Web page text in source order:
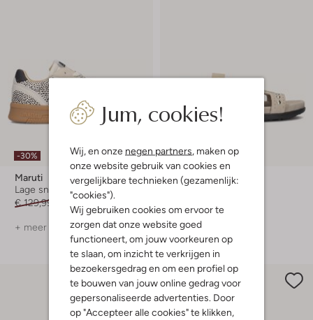
Jum, cookies!
Wij, en onze negen partners , maken op
onze website gebruik van cookies en
vergelijkbare technieken (gezamenlijk:
"cookies").
Wij gebruiken cookies om ervoor te
zorgen dat onze website goed
functioneert, om jouw voorkeuren op
te slaan, om inzicht te verkrijgen in
bezoekersgedrag en om een profiel op
te bouwen van jouw online gedrag voor
gepersonaliseerde advertenties. Door
op "Accepteer alle cookies" te klikken,
-30%
Maruti
Lage sneakers
€ 129,99
€ 90,99
+ meer kleuren
-30%
Maruti
Platte sandalen
+ meer kleuren